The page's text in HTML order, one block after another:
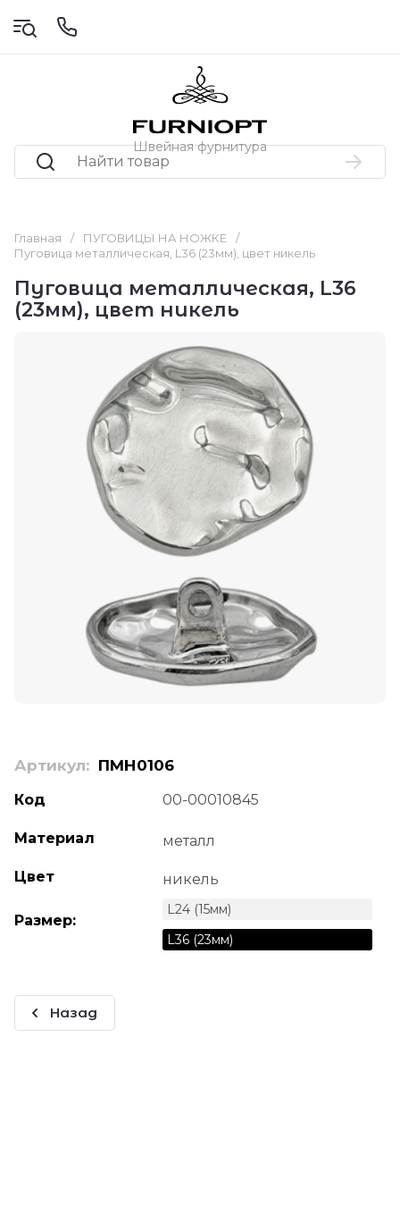
Швейная фурнитура
Главная / ПУГОВИЦЫ НА НОЖКЕ
/
Пуговица металлическая, L36 (23мм), цвет никель
Пуговица металлическая, L36
(23мм), цвет никель
Артикул: ПМН0106
Код 00-00010845
Материал металл
Цвет никель
Размер:
L24 (15мм)
L36 (23мм)
Назад